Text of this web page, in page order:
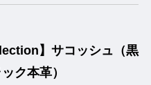
】サコッシュ（黒
ク本革）